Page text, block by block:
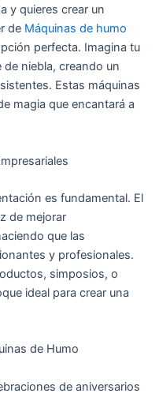
y quieres crear un
de Máquinas de humo
perfecta. Imagina tu
de niebla, creando un
Estas máquinas
magia que encantará a
es fundamental. El
de mejorar
que las
y profesionales.
simposios, o
ideal para crear una
de Humo
de aniversarios